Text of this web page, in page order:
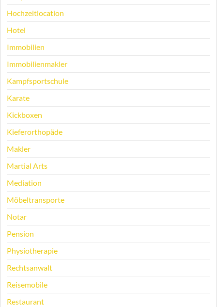
Hochzeitlocation
Hotel
Immobilien
Immobilienmakler
Kampfsportschule
Karate
Kickboxen
Kieferorthopäde
Makler
Martial Arts
Mediation
Möbeltransporte
Notar
Pension
Physiotherapie
Rechtsanwalt
Reisemobile
Restaurant